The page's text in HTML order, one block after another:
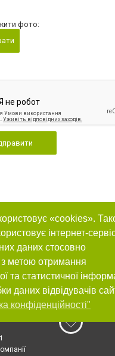
фото:
«cookies».
інтернет-
даних стосовно
з метою отримання
та статистичної
даних відвідувачів
конфіденційності"